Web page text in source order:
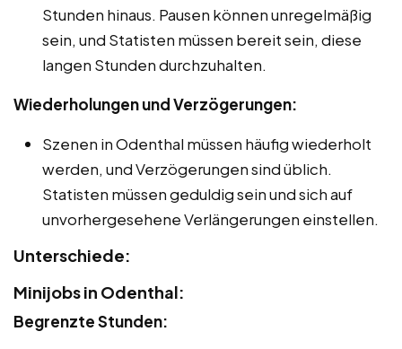
Stunden hinaus. Pausen können unregelmäßig
sein, und Statisten müssen bereit sein, diese
langen Stunden durchzuhalten.
Wiederholungen und Verzögerungen:
Szenen in Odenthal müssen häufig wiederholt
werden, und Verzögerungen sind üblich.
Statisten müssen geduldig sein und sich auf
unvorhergesehene Verlängerungen einstellen.
Unterschiede:
Minijobs in Odenthal:
Begrenzte Stunden: